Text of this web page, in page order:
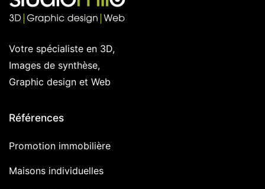
Votre spécialiste en 3D,
Images de synthèse,
Graphic design et Web
Références
Promotion immobilière
Maisons individuelles